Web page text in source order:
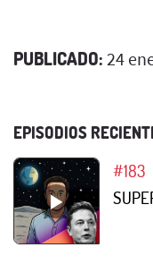
PUBLICADO: 24
EPISODIOS
#183